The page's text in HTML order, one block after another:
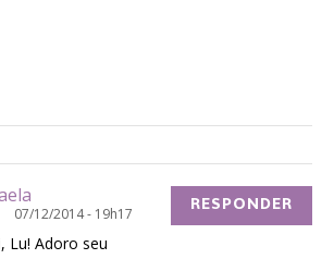
07/12/2014 - 19h17
Lu! Adoro seu
RESPONDER